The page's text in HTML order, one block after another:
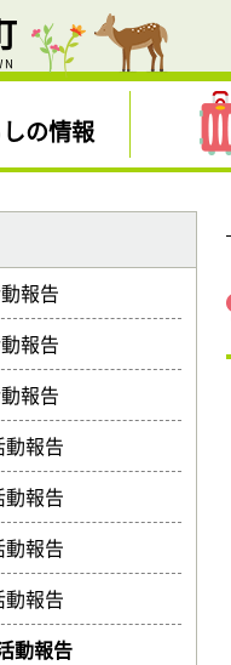
の情報
報告
報告
報告
報告
報告
報告
報告
動報告